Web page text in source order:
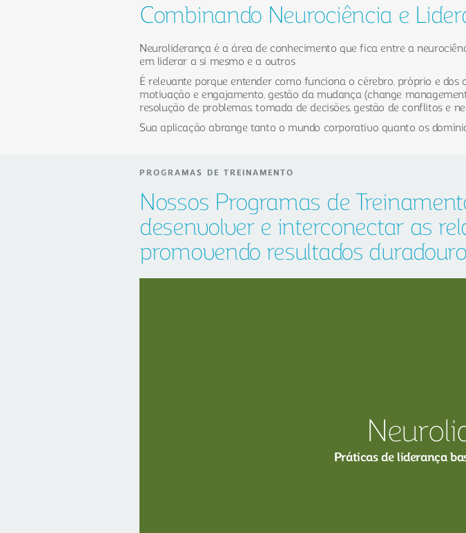
Combinando Neurociência e
Neuroliderança é a área de conhecimento que fica entre a
em liderar a si mesmo ea outros
É relevante porque entender como funciona o cérebro, próprio e
motivação e engajamento, gestão da mudança (change
resolução de problemas, tomada de decisões, gestão de conflitos e
Sua aplicação abrange tanto o mundo corporativo quanto os
PROGRAMAS DE TREINAMENTO
Nossos Programas de
desenvolver e interconectar as
promovendo resultados
Práticas de liderança